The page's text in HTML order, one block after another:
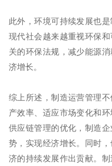
此外，环境可持续发展也
现代社会越来越重视环保
关的环保法规，减少能源
济增长。
综上所述，制造运营管理
产效率、适应市场变化和
供应链管理的优化，制造
势，实现经济增长。同时
济的持续发展作出贡献。